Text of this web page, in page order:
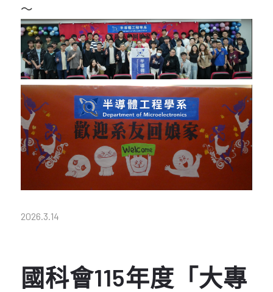
～
2026.3.14
國科會115年度「大專